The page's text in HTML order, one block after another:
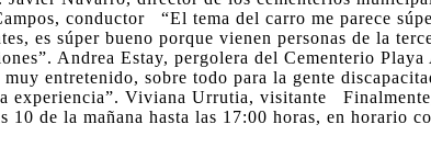
conductor “El tema del carro me parece
es súper bueno porque vienen personas de la
Andrea Estay, pergolera del Cementerio
entretenido, sobre todo para la gente
experiencia”. Viviana Urrutia, visitante
de la mañana hasta las 17:00 horas, en horario